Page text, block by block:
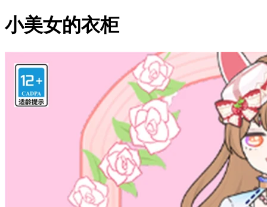
小美女的衣柜